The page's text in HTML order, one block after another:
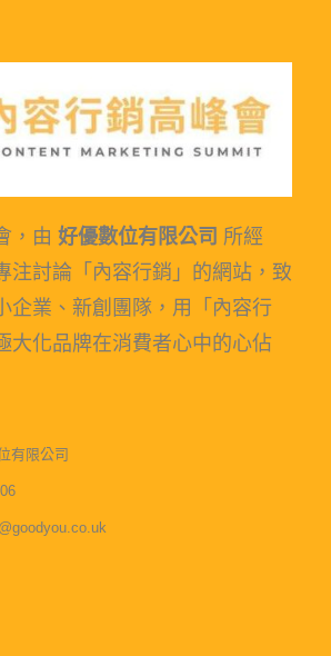
，由 好優數位有限公司 所經
注討論「內容行銷」的網站，致
企業、新創團隊，用「內容行
大化品牌在消費者心中的心佔
有限公司